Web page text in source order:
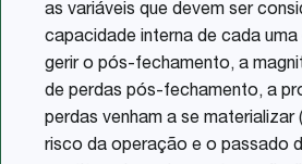
as variáveis que devem ser
capacidade interna de cada
gerir o pós-fechamento, a
de perdas pós-fechamento, a
perdas venham a se
risco da operação e o passado